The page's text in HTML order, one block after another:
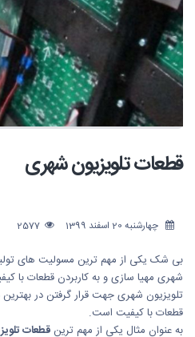
قطعات تلویزیون شهری
چهارشنبه 20 اسفند 1399
بی شک یکی از مهم ترین مسولیت های
شهری مهیا سازی و به کاربردن قطعات با
تلویزیون شهری جهت قرار گرفتن در بهترین
قطعات با کیفیت است.
به عنوان مثال یکی از مهم ترین قطعات